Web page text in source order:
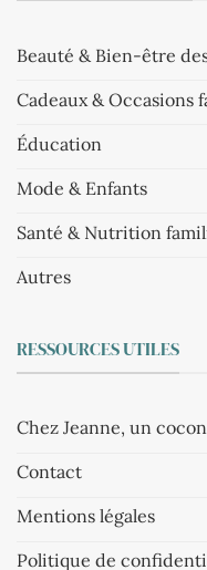
Beauté & Bien-être
Cadeaux & Occasions
Éducation
Mode & Enfants
Santé & Nutrition
Autres
RESSOURCES UTILES
Chez Jeanne, un
Contact
Mentions légales
Politique de